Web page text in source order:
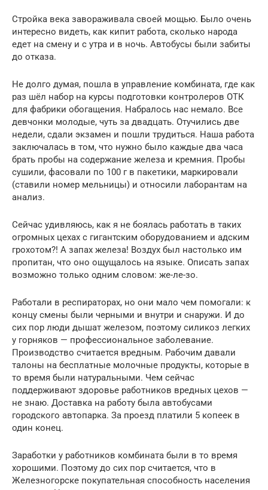
Стройка века завораживала своей мощью. Было очень
интересно видеть, как кипит работа, сколько народа
едет на смену и с утра и в ночь. Автобусы были забиты
до отказа.
Не долго думая, пошла в управление комбината, где как
раз шёл набор на курсы подготовки контролеров ОТК
для фабрики обогащения. Набралось нас немало. Все
девчонки молодые, чуть за двадцать. Отучились две
недели, сдали экзамен и пошли трудиться. Наша работа
заключалась в том, что нужно было каждые два часа
брать пробы на содержание железа и кремния. Пробы
сушили, фасовали по 100 г в пакетики, маркировали
(ставили номер мельницы) и относили лаборантам на
анализ.
Сейчас удивляюсь, как я не боялась работать в таких
огромных цехах с гигантским оборудованием и адским
грохотом?! А запах железа! Воздух был настолько им
пропитан, что оно ощущалось на языке. Описать запах
возможно только одним словом: же-ле-зо.
Работали в респираторах, но они мало чем помогали: к
концу смены были черными и внутри и снаружи. И до
сих пор люди дышат железом, поэтому силикоз легких
у горняков — профессиональное заболевание.
Производство считается вредным. Рабочим давали
талоны на бесплатные молочные продукты, которые в
то время были натуральными. Чем сейчас
поддерживают здоровье работников вредных цехов —
не знаю. Доставка на работу была автобусами
городского автопарка. За проезд платили 5 копеек в
один конец.
Заработки у работников комбината были в то время
хорошими. Поэтому до сих пор считается, что в
Железногорске покупательная способность населения